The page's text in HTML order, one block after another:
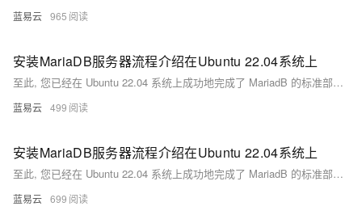
蓝易云 965
安装MariaDB服务器流程介绍在Ubuntu 22.04系统上
至此, 您已经在 Ubuntu 22.04 系统上成功地完成了 MariadB 的标准部署流程，并且对其进行基础但重要地初步配置加固工作。通过以上简洁明快且实用性强大地操作流程, 您现在拥有一个待定制与使用地强大 SQL 数据库管理系统。
蓝易云 499
安装MariaDB服务器流程介绍在Ubuntu 22.04系统上
至此, 您已经在 Ubuntu 22.04 系统上成功地完成了 MariadB 的标准部署流程，并且对其进行基础但重要地初步配置加固工作。通过以上简洁明快且实用性强大地操作流程, 您现在拥有一个待定制与使用地强大 SQL 数据库管理系统。
蓝易云 699